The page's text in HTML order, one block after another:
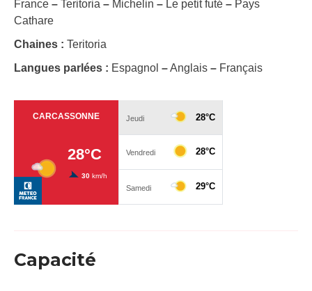
France – Teritoria – Michelin – Le petit futé – Pays
Cathare
Chaines : Teritoria
Langues parlées : Espagnol –Anglais – Français
Capacité